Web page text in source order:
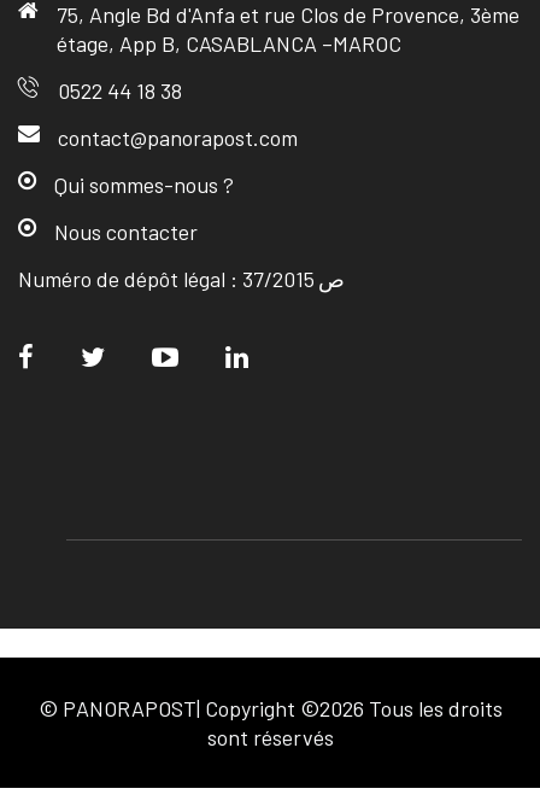
75, Angle Bd d'Anfa et rue Clos de Provence, 3ème
étage, App B, CASABLANCA –MAROC
0522 44 18 38
contact@panorapost.com
Qui sommes-nous ?
Nous contacter
Numéro de dépôt légal : ص 37/2015
© PANORAPOST| Copyright ©2026 Tous les droits
sont réservés